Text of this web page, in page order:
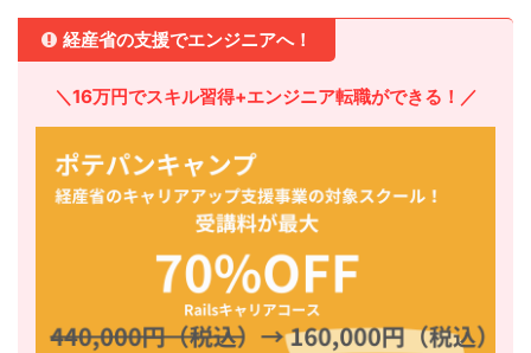
経産省の支援でエンジニアへ！
＼16万円でスキル習得+エンジニア転職ができる！／